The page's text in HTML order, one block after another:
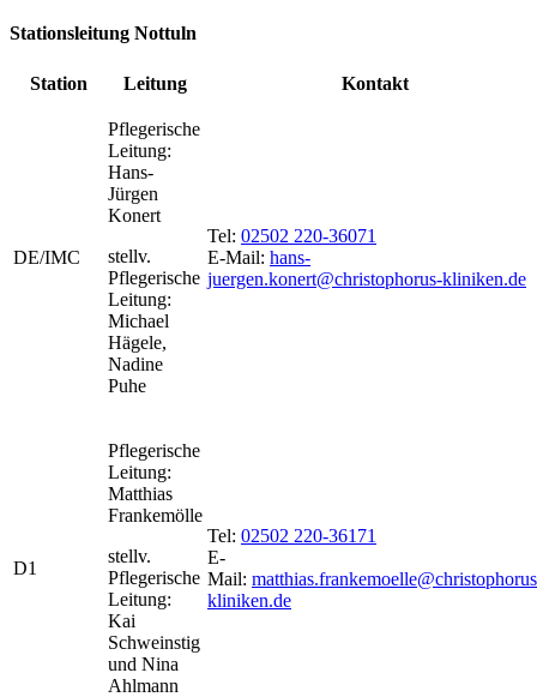
Stationsleitung Nottuln
Station Leitung Kontakt
DE/IMC
Pflegerische
Leitung:
Hans-
Jürgen
Konert
stellv.
Pflegerische
Leitung:
Michael
Hägele,
Nadine
Puhe
Tel: 02502 220-36071
E-Mail: hans-
juergen.konert@christophorus-kliniken.de
D1
Pflegerische
Leitung:
Matthias
Frankemölle
stellv.
Pflegerische
Leitung:
Kai
Schweinstig
und Nina
Ahlmann
Tel: 02502 220-36171
E-
Mail:
kliniken.de